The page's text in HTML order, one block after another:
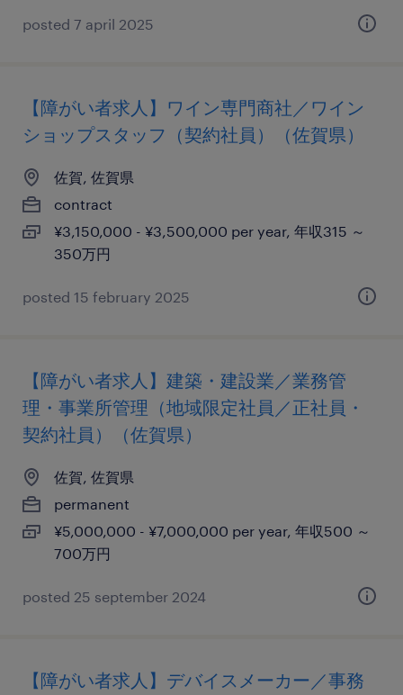
posted 7 april 2025
【障がい者求人】ワイン専門商社／ワイン
ショップスタッフ（契約社員）（佐賀県）
佐賀, 佐賀県
contract
¥3,150,000 - ¥3,500,000 per year, 年収315 ～
350万円
posted 15 february 2025
【障がい者求人】建築・建設業／業務管
理・事業所管理（地域限定社員／正社員・
契約社員）（佐賀県）
佐賀, 佐賀県
permanent
¥5,000,000 - ¥7,000,000 per year, 年収500 ～
700万円
posted 25 september 2024
【障がい者求人】デバイスメーカー／事務